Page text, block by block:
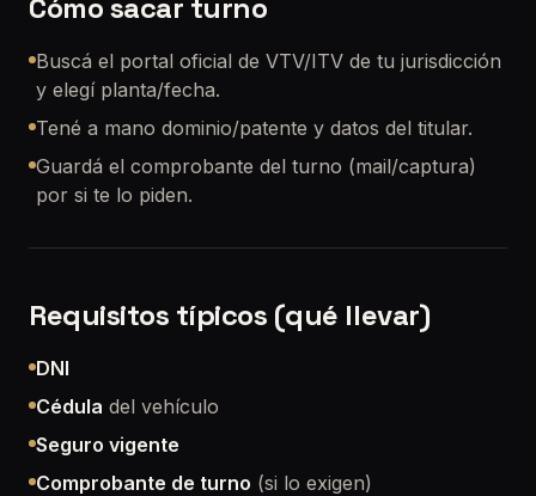
Cómo sacar turno
Buscá el portal oficial de VTV/ITV de tu jurisdicción
y elegí planta/fecha.
Tené a mano dominio/patente y datos del titular.
Guardá el comprobante del turno (mail/captura)
por si te lo piden.
Requisitos típicos (qué llevar)
DNI
Cédula del vehículo
Seguro vigente
Comprobante de turno (si lo exigen)